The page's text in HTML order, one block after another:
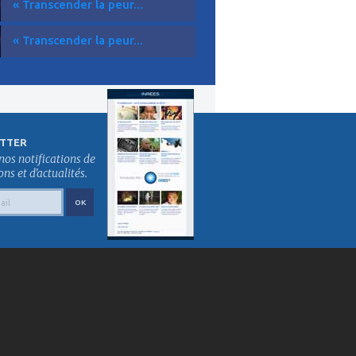
« Transcender la peur...
« Transcender la peur...
notifications de
et d'actualités.